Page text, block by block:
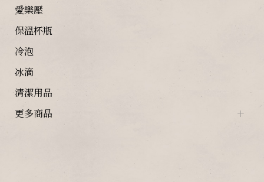
愛樂壓
保溫杯瓶
冷泡
冰滴
清潔用品
更多商品